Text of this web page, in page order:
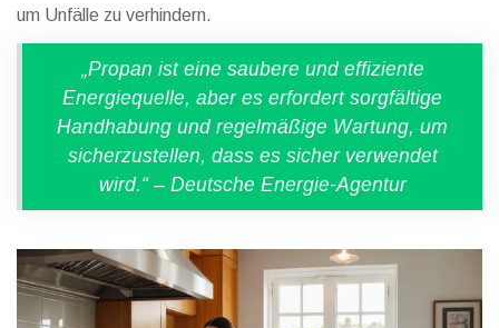
um Unfälle zu verhindern.
„Propan ist eine saubere und effiziente
Energiequelle, aber es erfordert sorgfältige
Handhabung und regelmäßige Wartung, um
sicherzustellen, dass es sicher verwendet
wird.“ – Deutsche Energie-Agentur